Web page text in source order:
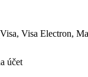
Visa Electron,
účet